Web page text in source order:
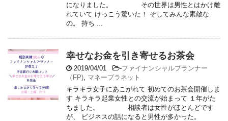
になりました。 その世界は男性とはかけ離
れていて けっこう驚いた！ そしてみんな素敵な
の。 持ち ...
幸せなお金を引き寄せるお茶会
2019/04/01 -ファイナンシャルプランナー
（FP) マネープラネット
キラキラ女子にあこがれて 初めてのお茶会開催しま
す キラキラ起業女性との交流が始まって １年がた
ちました。 相談者は女性がほとんどです
が、 ビジネスの話になると男性が多かった。